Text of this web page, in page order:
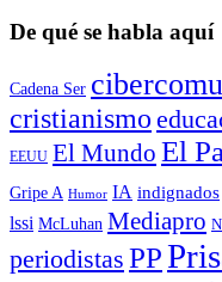
De qué se habla aquí
Cadena Ser
cristianismo
EEUU El Mundo El
Gripe A Humor IA indignados
lssi McLuhan Mediapro
periodistas PP